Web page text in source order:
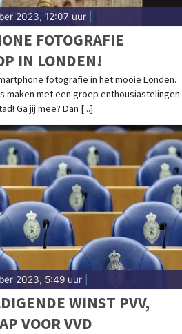
2023, 12:07 uur|
FOTOGRAFIE
IN LONDEN!
fotografie in het mooie Londen.
maken met een groep enthousiastelingen
Ga jij mee? Dan [...]
2023, 5:49 uur|
WINST PVV,
VOOR VVD